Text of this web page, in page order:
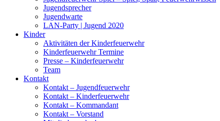
Jugendsprecher
Jugendwarte
LAN-Party | Jugend 2020
Kinder
Aktivitäten der Kinderfeuerwehr
Kinderfeuerwehr Termine
Presse – Kinderfeuerwehr
Team
Kontakt
Kontakt – Jugendfeuerwehr
Kontakt – Kinderfeuerwehr
Kontakt – Kommandant
Kontakt – Vorstand